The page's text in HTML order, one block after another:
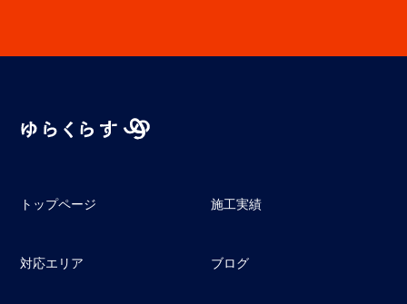
トップページ
対応エリア
施工実績
ブログ